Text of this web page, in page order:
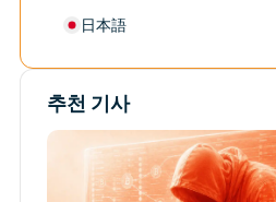
日本語
추천 기사